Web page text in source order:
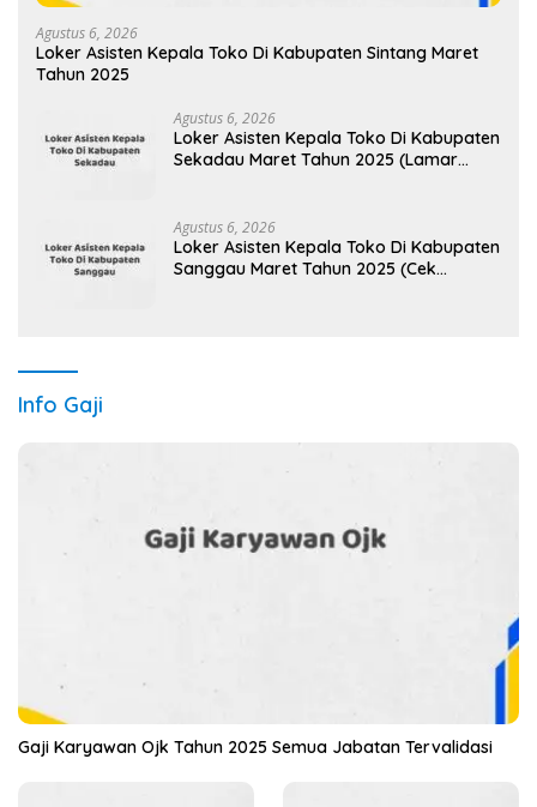
Agustus 6, 2026
Loker Asisten Kepala Toko Di Kabupaten Sintang Maret
Tahun 2025
Agustus 6, 2026
Loker Asisten Kepala Toko Di Kabupaten
Sekadau Maret Tahun 2025 (Lamar
Agustus 6, 2026
Loker Asisten Kepala Toko Di Kabupaten
Sanggau Maret Tahun 2025 (Cek
Info Gaji
Gaji Karyawan Ojk Tahun 2025 Semua Jabatan Tervalidasi